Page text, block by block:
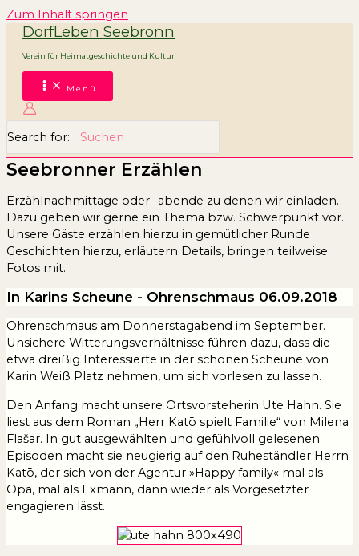
Zum Inhalt springen
DorfLeben Seebronn
Verein für Heimatgeschichte und Kultur
Menü
Search for:
Seebronner Erzählen
Erzählnachmittage oder -abende zu denen wir einladen.
Dazu geben wir gerne ein Thema bzw. Schwerpunkt vor.
Unsere Gäste erzählen hierzu in gemütlicher Runde
Geschichten hierzu, erläutern Details, bringen teilweise
Fotos mit.
In Karins Scheune - Ohrenschmaus 06.09.2018
Ohrenschmaus am Donnerstagabend im September.
Unsichere Witterungsverhältnisse führen dazu, dass die
etwa dreißig Interessierte in der schönen Scheune von
Karin Weiß Platz nehmen, um sich vorlesen zu lassen.
Den Anfang macht unsere Ortsvorsteherin Ute Hahn. Sie
liest aus dem Roman „Herr Katō spielt Familie“ von Milena
Flašar. In gut ausgewählten und gefühlvoll gelesenen
Episoden macht sie neugierig auf den Ruheständler Herrn
Katō, der sich von der Agentur »Happy family« mal als
Opa, mal als Exmann, dann wieder als Vorgesetzter
engagieren lässt.